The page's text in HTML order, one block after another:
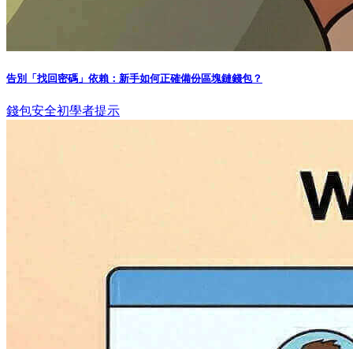
告別「找回密碼」依賴：新手如何正確備份區塊鏈錢包？
錢包安全初學者提示